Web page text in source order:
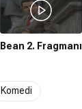
Bean 2. Fragmanı
Komedi